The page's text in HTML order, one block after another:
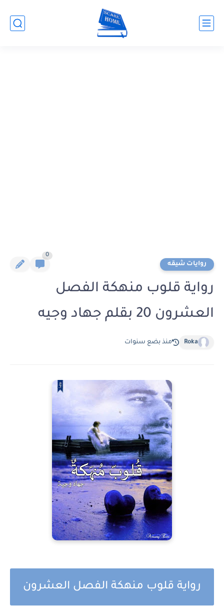
روايات شيقه
0
رواية قلوب منهكة الفصل
العشرون 20 بقلم جهاد وجيه
Roka منذ بضع سنوات
رواية قلوب منهكة الفصل العشرون